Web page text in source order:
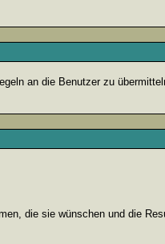
an die Benutzer zu
die sie wünschen und die